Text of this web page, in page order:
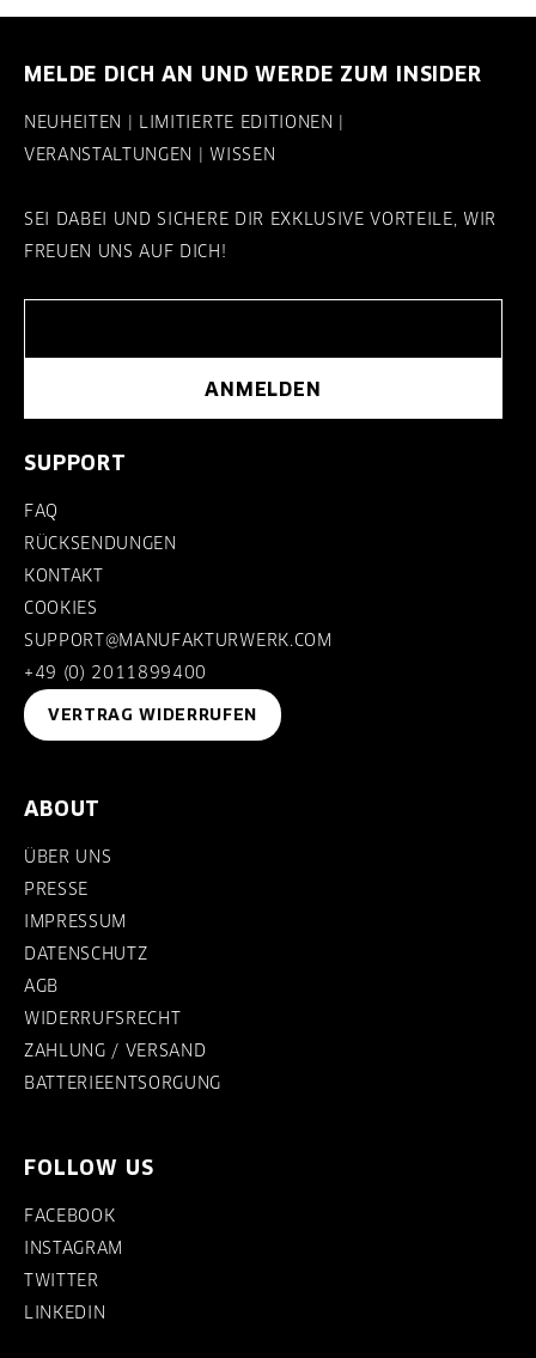
MELDE DICH AN UND WERDE ZUM INSIDER
NEUHEITEN | LIMITIERTE EDITIONEN |
VERANSTALTUNGEN | WISSEN
SEI DABEI UND SICHERE DIR EXKLUSIVE VORTEILE, WIR
FREUEN UNS AUF DICH!
ANMELDEN
SUPPORT
FAQ
RÜCKSENDUNGEN
KONTAKT
COOKIES
SUPPORT@MANUFAKTURWERK.COM
+49 (0) 2011899400
VERTRAG WIDERRUFEN
ABOUT
ÜBER UNS
PRESSE
IMPRESSUM
DATENSCHUTZ
AGB
WIDERRUFSRECHT
ZAHLUNG / VERSAND
BATTERIEENTSORGUNG
FOLLOW US
FACEBOOK
INSTAGRAM
TWITTER
LINKEDIN